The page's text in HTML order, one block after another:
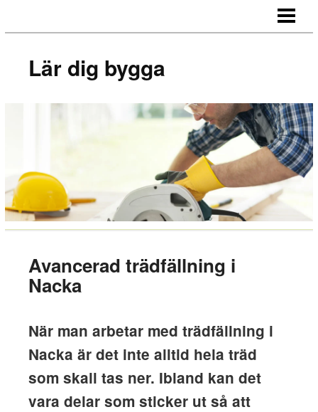
BYGG EGEN SÄNGGAVEL
BYGGA BORD AV LASTPALLAR
Lär dig bygga
Avancerad trädfällning i
Nacka
När man arbetar med trädfällning i
Nacka är det inte alltid hela träd
som skall tas ner. Ibland kan det
vara delar som sticker ut så att